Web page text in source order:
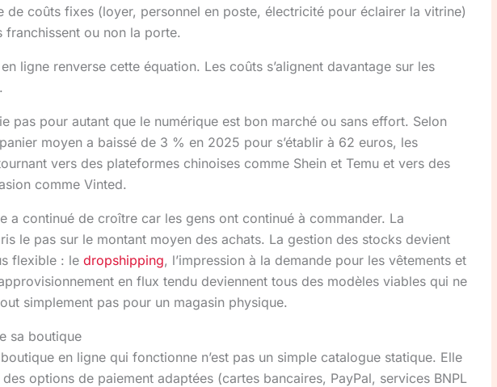
de coûts fixes (loyer, personnel en poste, électricité pour éclairer la vitrine)
franchissent ou non la porte.
ligne renverse cette équation. Les coûts s’alignent davantage sur les
pas pour autant que le numérique est bon marché ou sans effort. Selon
moyen a baissé de 3 % en 2025 pour s’établir à 62 euros, les
vers des plateformes chinoises comme Shein et Temu et vers des
comme Vinted.
a continué de croître car les gens ont continué à commander. La
le pas sur le montant moyen des achats. La gestion des stocks devient
flexible : le dropshipping, l’impression à la demande pour les vêtements et
en flux tendu deviennent tous des modèles viables qui ne
simplement pas pour un magasin physique.
sa boutique
en ligne qui fonctionne n’est pas un simple catalogue statique. Elle
options de paiement adaptées (cartes bancaires, PayPal, services BNPL